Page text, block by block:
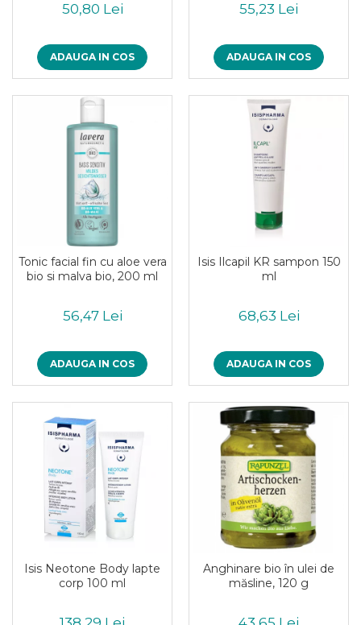
Bomboane bio
Dulciuri bio
Guma de mestecat bio
Sticksuri, chipsuri si covrigei
Fructe, nuci, alune si seminte
Fructe bio uscate
Nuci si alune bio
Seminte bio din plante oleaginoase
Seminte bio pentru germinat
Ingrediente patiserie bio
Budinca bio
Inghetata bio si decoratiuni
Masline bio si antipasti
Antipasti bio
Masline bio
Pesto bio
Musli si terci
Fulgi din cereale bio
Musli bio
Terci bio
Orez bio si leguminoase
Legume bio in conserva
50,80 Lei
ADAUGA IN COS
55,23 Lei
ADAUGA IN COS
Tonic facial fin cu aloe vera
bio si malva bio, 200 ml
56,47 Lei
ADAUGA IN COS
Isis Ilcapil KR sampon 150
ml
68,63 Lei
ADAUGA IN COS
Isis Neotone Body lapte
corp 100 ml
Anghinare bio în ulei de
măsline, 120 g